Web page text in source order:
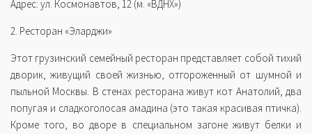
Адрес: ул. Космонавтов, 12 (м. «ВДНХ»)
2. Ресторан «Эларджи»
Этот грузинский семейный ресторан представляет собой тихий
дворик, живущий своей жизнью, отгороженный от шумной и
пыльной Москвы. В стенах ресторана живут кот Анатолий, два
попугая и сладкоголосая амадина (это такая красивая птичка).
Кроме того, во дворе в специальном загоне живут белки и